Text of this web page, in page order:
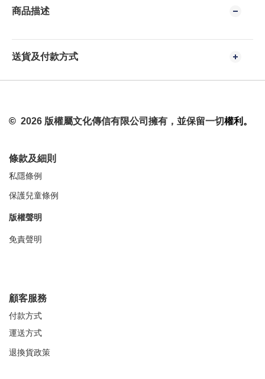
商品描述
送貨及付款方式
© 2026 版權屬文化傳信有限公司擁有，並保留一切權利。
條款及細則
私隱條例
保護兒童條例
版權聲明
免責聲明
顧客服務
付款方式
運送方式
退換貨政策